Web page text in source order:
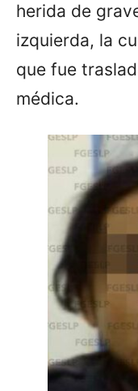
herida de
izquierda, la
que fue
médica.